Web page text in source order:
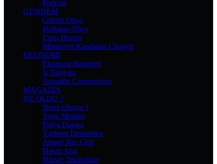
Podcast
GÜNDEM
Günün Olayı
Haftanın Olayı
Çarşı Davası
Münevver Karabulut Cinayeti
EKONOMI
Ekonomi Haberleri
İş Dünyası
Aşçıoğlu Construction
MAGAZIN
NE OLDU ?
Neler Oluyor ?
Jorge Mendes
Fulya Davası
Yıldırım Demirören
Ahmet Nur Çebi
Hasan Arat
Hürser Tekinoktay